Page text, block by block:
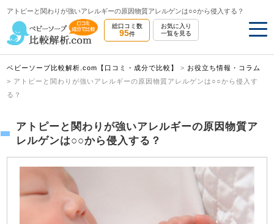
アトピーと関わりが強いアレルギーの原因物質アレルゲンは○○から侵入する？
総口コミ数
95件
お気に入り
一覧を見る
ベビーソープ比較解析.com【口コミ・成分で比較】 > お役立ち情報・コラム
> アトピーと関わりが強いアレルギーの原因物質アレルゲンは○○から侵入す
る？
アトピーと関わりが強いアレルギーの原因物質ア
レルゲンは○○から侵入する？